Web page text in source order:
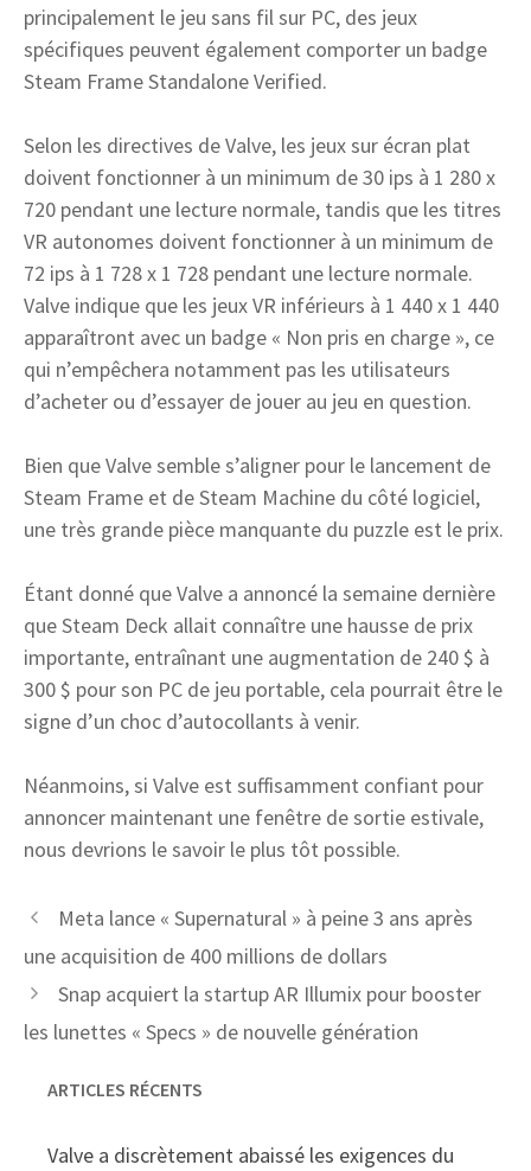
principalement le jeu sans fil sur PC, des jeux
spécifiques peuvent également comporter un badge
Steam Frame Standalone Verified.
Selon les directives de Valve, les jeux sur écran plat
doivent fonctionner à un minimum de 30 ips à 1 280 x
720 pendant une lecture normale, tandis que les titres
VR autonomes doivent fonctionner à un minimum de
72 ips à 1 728 x 1 728 pendant une lecture normale.
Valve indique que les jeux VR inférieurs à 1 440 x 1 440
apparaîtront avec un badge « Non pris en charge », ce
qui n’empêchera notamment pas les utilisateurs
d’acheter ou d’essayer de jouer au jeu en question.
Bien que Valve semble s’aligner pour le lancement de
Steam Frame et de Steam Machine du côté logiciel,
une très grande pièce manquante du puzzle est le prix.
Étant donné que Valve a annoncé la semaine dernière
que Steam Deck allait connaître une hausse de prix
importante, entraînant une augmentation de 240 $ à
300 $ pour son PC de jeu portable, cela pourrait être le
signe d’un choc d’autocollants à venir.
Néanmoins, si Valve est suffisamment confiant pour
annoncer maintenant une fenêtre de sortie estivale,
nous devrions le savoir le plus tôt possible.
Meta lance « Supernatural » à peine 3 ans après
une acquisition de 400 millions de dollars
Snap acquiert la startup AR Illumix pour booster
les lunettes « Specs » de nouvelle génération
ARTICLES RÉCENTS
Valve a discrètement abaissé les exigences du